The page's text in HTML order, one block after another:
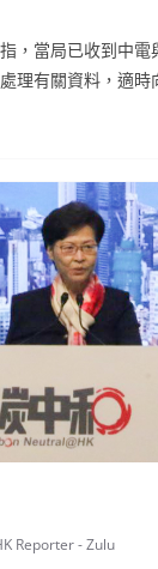
，當局已收到中電
理有關資料，適時
Reporter - Zulu